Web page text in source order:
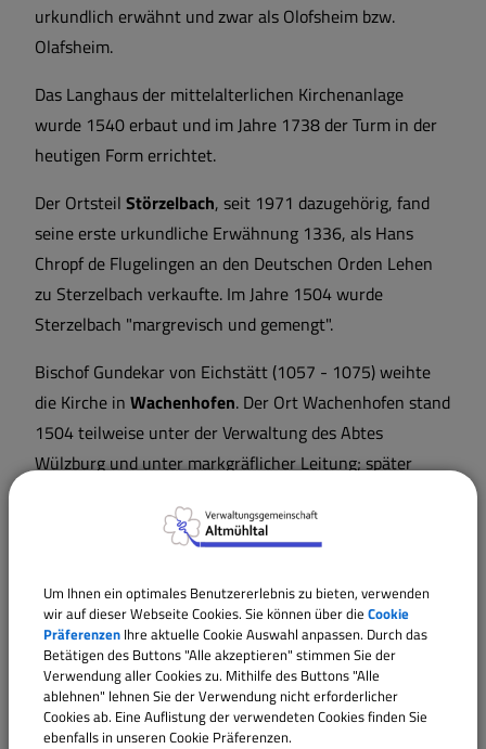
urkundlich erwähnt und zwar als Olofsheim bzw.
Olafsheim.
Das Langhaus der mittelalterlichen Kirchenanlage
wurde 1540 erbaut und im Jahre 1738 der Turm in der
heutigen Form errichtet.
Der Ortsteil Störzelbach, seit 1971 dazugehörig, fand
seine erste urkundliche Erwähnung 1336, als Hans
Chropf de Flugelingen an den Deutschen Orden Lehen
zu Sterzelbach verkaufte. Im Jahre 1504 wurde
Sterzelbach "margrevisch und gemengt".
Bischof Gundekar von Eichstätt (1057 - 1075) weihte
die Kirche in Wachenhofen. Der Ort Wachenhofen stand
1504 teilweise unter der Verwaltung des Abtes
Wülzburg und unter markgräflicher Leitung; später
Gunzenhausen und gehörte seit 1803 zum
ansbachischer Oberamt Gunzenhausen. Wachenhofen
wurde 1971 nach Alesheim eingemeindet.
Im Zuge der Gemeindegebietsreform wurde 1978
Alesheim mit Trommetsheim zusammengelegt.
Trommetsheimist eine sehr alte Ansiedlung, die bereits
750 urkundlich erwähnt wird, als Ditlind de Alamania
Um Ihnen ein optimales Benutzererlebnis zu bieten, verwenden
wir auf dieser Webseite Cookies. Sie können über die Cookie
Präferenzen Ihre aktuelle Cookie Auswahl anpassen. Durch das
Betätigen des Buttons "Alle akzeptieren" stimmen Sie der
Verwendung aller Cookies zu. Mithilfe des Buttons "Alle
ablehnen" lehnen Sie der Verwendung nicht erforderlicher
Cookies ab. Eine Auflistung der verwendeten Cookies finden Sie
ebenfalls in unseren Cookie Präferenzen.